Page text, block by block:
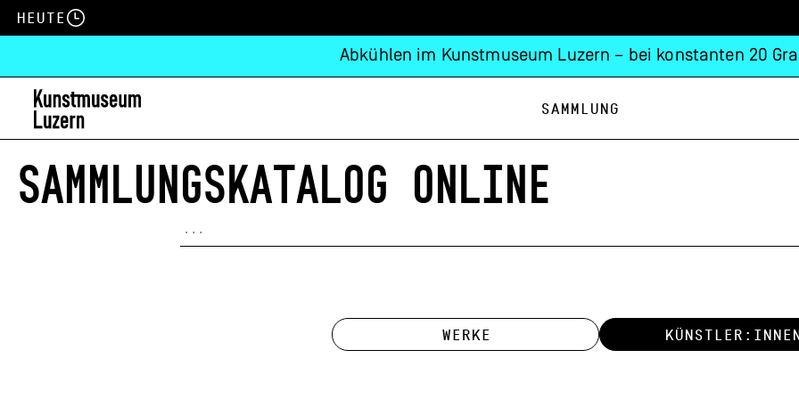
Heute
Abkühlen im Kunstmuseum Luzern – bei konstanten 20
Sammlung
SAMMLUNGSKATALOG ONLINE
WERKE